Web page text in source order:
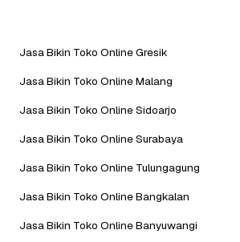
Jasa Bikin Toko Online Gresik
Jasa Bikin Toko Online Malang
Jasa Bikin Toko Online Sidoarjo
Jasa Bikin Toko Online Surabaya
Jasa Bikin Toko Online Tulungagung
Jasa Bikin Toko Online Bangkalan
Jasa Bikin Toko Online Banyuwangi